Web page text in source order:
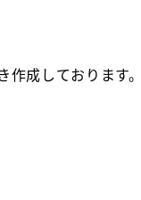
成しております。